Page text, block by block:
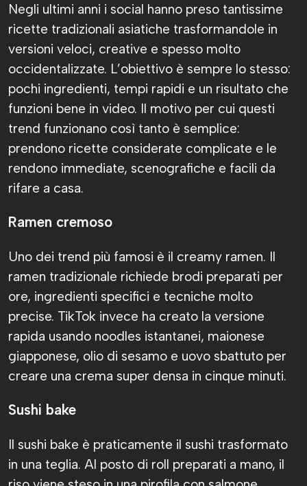
Negli ultimi anni i social hanno preso tantissime
ricette tradizionali asiatiche trasformandole in
versioni veloci, creative e spesso molto
occidentalizzate. L’obiettivo è sempre lo stesso:
pochi ingredienti, tempi rapidi e un risultato che
funzioni bene in video. Il motivo per cui questi
trend funzionano così tanto è semplice:
prendono ricette considerate complicate e le
rendono immediate, scenografiche e facili da
rifare a casa.
Ramen cremoso
Uno dei trend più famosi è il creamy ramen. Il
ramen tradizionale richiede brodi preparati per
ore, ingredienti specifici e tecniche molto
precise. TikTok invece ha creato la versione
rapida usando noodles istantanei, maionese
giapponese, olio di sesamo e uovo sbattuto per
creare una crema super densa in cinque minuti.
Sushi bake
Il sushi bake è praticamente il sushi trasformato
in una teglia. Al posto di roll preparati a mano, il